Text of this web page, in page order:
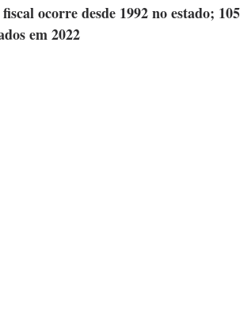
ocorre desde 1992 no estado;
em 2022